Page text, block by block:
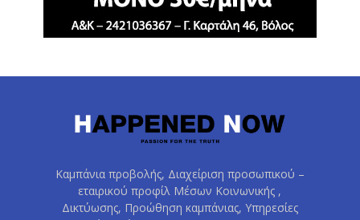
Καμπάνια προβολής, Διαχείριση προσωπικού –
εταιρικού προφίλ Μέσων Κοινωνικής ,
Δικτύωσης, Προώθηση καμπάνιας, Υπηρεσίες